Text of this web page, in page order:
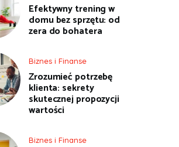
Efektywny trening w
domu bez sprzętu: od
zera do bohatera
Biznes i Finanse
Zrozumieć potrzebę
klienta: sekrety
skutecznej propozycji
wartości
Biznes i Finanse